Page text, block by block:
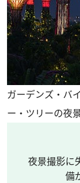
ガーデンズ・バ
ー・ツリーの夜
夜景撮影に
備